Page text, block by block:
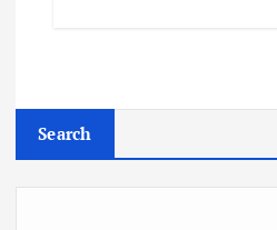
Search